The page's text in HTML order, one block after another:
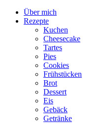
Über mich
Rezepte
Kuchen
Cheesecake
Tartes
Pies
Cookies
Frühstücken
Brot
Dessert
Eis
Gebäck
Getränke